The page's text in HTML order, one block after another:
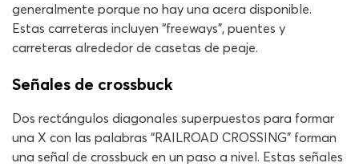
generalmente porque no hay una acera disponible.
Estas carreteras incluyen “freeways”, puentes y
carreteras alrededor de casetas de peaje.
Señales de crossbuck
Dos rectángulos diagonales superpuestos para formar
una X con las palabras “RAILROAD CROSSING” forman
una señal de crossbuck en un paso a nivel. Estas señales